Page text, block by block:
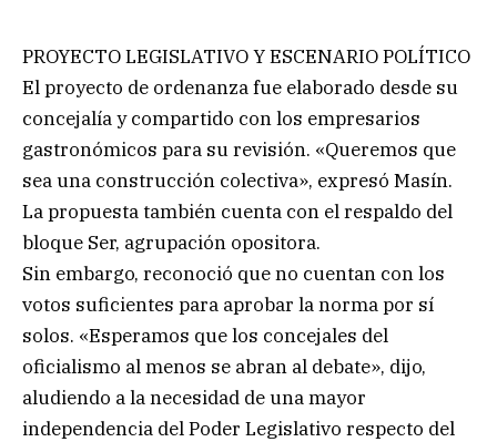
PROYECTO LEGISLATIVO Y ESCENARIO POLÍTICO
El proyecto de ordenanza fue elaborado desde su
concejalía y compartido con los empresarios
gastronómicos para su revisión. «Queremos que
sea una construcción colectiva», expresó Masín.
La propuesta también cuenta con el respaldo del
bloque Ser, agrupación opositora.
Sin embargo, reconoció que no cuentan con los
votos suficientes para aprobar la norma por sí
solos. «Esperamos que los concejales del
oficialismo al menos se abran al debate», dijo,
aludiendo a la necesidad de una mayor
independencia del Poder Legislativo respecto del